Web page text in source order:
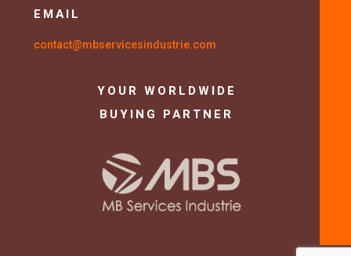
EMAIL
contact@mbservicesindustrie.com
YOUR WORLDWIDE
BUYING PARTNER